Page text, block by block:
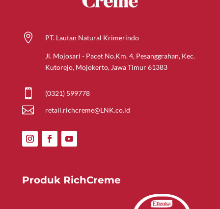
 PT. Lautan Natural Krimerindo
Jl. Mojosari - Pacet No.Km. 4, Pesanggrahan, Kec.
Kutorejo, Mojokerto, Jawa Timur 61383
 (0321) 599778
 retail.richcreme@LNK.co.id
Produk RichCreme